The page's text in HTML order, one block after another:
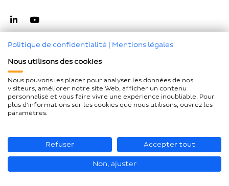
Haut de page
Mentions légales
Protection des données
Plan du site
© Loesch Verpackungstechnik GmbH + Co. KG 2026
Politique de confidentialité | Mentions légales
Nous utilisons des cookies
Nous pouvons les placer pour analyser les données de nos
visiteurs, améliorer notre site Web, afficher un contenu
personnalisé et vous faire vivre une expérience inoubliable. Pour
plus d'informations sur les cookies que nous utilisons, ouvrez les
paramètres.
Refuser Accepter tout
Non, ajuster